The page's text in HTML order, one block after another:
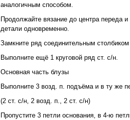
аналогичным способом.
Продолжайте вязание до центра переда
детали одновременно.
Замкните ряд соединительным
Выполните ещё 1 круговой ряд ст. с/н.
Основная часть блузы
Выполните 3 возд. п. подъёма и в ту же
(2 ст. с/н, 2 возд. п., 2 ст. с/н)
Пропустите 3 петли основания, в 4-ю